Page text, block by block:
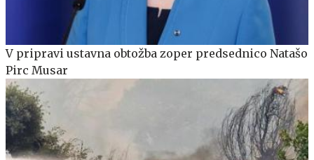
V pripravi ustavna obtožba zoper predsednico Natašo
Pirc Musar